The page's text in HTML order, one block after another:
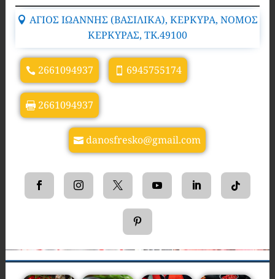
ΑΓΙΟΣ ΙΩΑΝΝΗΣ (ΒΑΣΙΛΙΚΑ), ΚΕΡΚΥΡΑ, ΝΟΜΟΣ
ΚΕΡΚΥΡΑΣ, TK.49100
2661094937 6945755174
2661094937
danosfresko@gmail.com